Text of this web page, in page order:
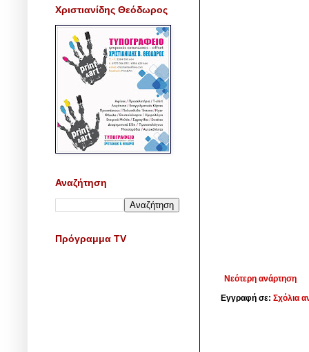
Νεότερη ανάρτηση
Εγγραφή σε: Σχόλια
Χριστιανίδης Θεόδωρος
Αναζήτηση
Πρόγραμμα TV